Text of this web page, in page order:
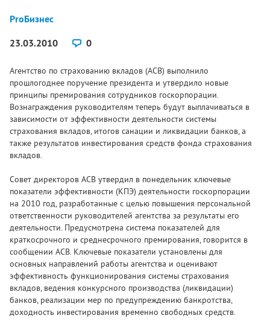
ProБизнес
23.03.2010
0
Агентство по страхованию вкладов (АСВ) выполнило
прошлогоднее поручение президента и утвердило новые
принципы премирования сотрудников госкорпорации.
Вознаграждения руководителям теперь будут выплачиваться в
зависимости от эффективности деятельности системы
страхования вкладов, итогов санации и ликвидации банков, а
также результатов инвестирования средств фонда страхования
вкладов.
Совет директоров АСВ утвердил в понедельник ключевые
показатели эффективности (КПЭ) деятельности госкорпорации
на 2010 год, разработанные с целью повышения персональной
ответственности руководителей агентства за результаты его
деятельности. Предусмотрена система показателей для
краткосрочного и среднесрочного премирования, говорится в
сообщении АСВ. Ключевые показатели установлены для
основных направлений работы агентства и оценивают
эффективность функционирования системы страхования
вкладов, ведения конкурсного производства (ликвидации)
банков, реализации мер по предупреждению банкротства,
доходность инвестирования временно свободных средств.